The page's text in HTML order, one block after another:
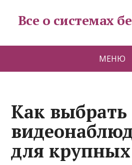
Все о системах
МЕНЮ
Как выбрать
для крупных